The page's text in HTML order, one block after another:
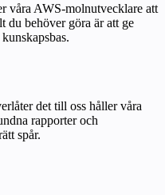
våra AWS-molnutvecklare att
du behöver göra är att ge
det till oss håller våra
rapporter och
spår.